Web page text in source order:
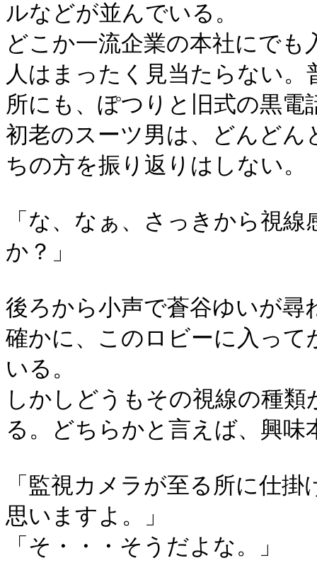
ルなどが並んでいる。
どこか一流企業の本社にで
人はまったく見当たらない
所にも、ぽつりと旧式の黒
初老のスーツ男は、どんど
ちの方を振り返りはしない。
「な、なぁ、さっきから視
か？」
後ろから小声で蒼谷ゆいが尋
確かに、このロビーに入っ
いる。
しかしどうもその視線の種
る。どちらかと言えば、興
「監視カメラが至る所に仕
思いますよ。」
「そ・・・そうだよな。」